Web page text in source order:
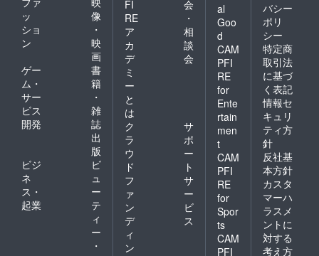
ッ
ショ
ン
像
・
映
画
ゲー
ム・
サー
ビス
開発
書
籍
・
雑
誌
出
版
ビジ
ネ
ス・
起業
ビ
ュ
ー
テ
ィ
ー
・
FI
RE
ア
カ
デ
ミ
ー
と
は
会
・
相
談
会
ク
ラ
ウ
ド
フ
ァ
ン
デ
ィ
ン
サ
ポ
ー
ト
サ
ー
ビ
ス
al
Goo
d
CAM
PFI
RE
for
Ente
rtain
men
t
CAM
PFI
RE
for
Spor
ts
CAM
PFI
バシー
ポリ
シー
特定商
取引法
に基づ
く表記
情報セ
キュリ
ティ方
針
反社基
本方針
カスタ
マーハ
ラスメ
ントに
対する
考え方